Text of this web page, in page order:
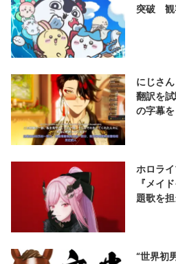
突破 観
にじさ
翻訳を
の字幕
ホロラ
『メイ
題歌を
“世界初